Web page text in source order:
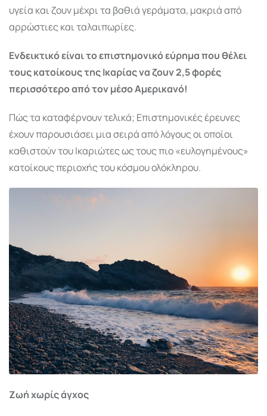
υγεία και ζουν μέχρι τα βαθιά γεράματα, μακριά από
αρρώστιες και ταλαιπωρίες.
Ενδεικτικό είναι το επιστημονικό εύρημα που θέλει
τους κατοίκους της Ικαρίας να ζουν 2,5 φορές
περισσότερο από τον μέσο Αμερικανό!
Πώς τα καταφέρνουν τελικά; Επιστημονικές έρευνες
έχουν παρουσιάσει μια σειρά από λόγους οι οποίοι
καθιστούν του Ικαριώτες ως τους πιο «ευλογημένους»
κατοίκους περιοχής του κόσμου ολόκληρου.
Ζωή χωρίς άγχος